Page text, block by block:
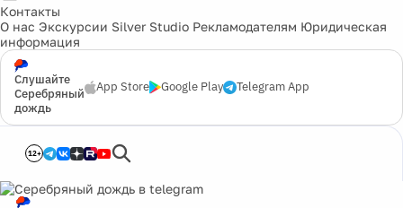
Контакты
О нас Экскурсии Silver Studio Рекламодателям Юридическая
информация
Слушайте
Серебряный
дождь
App Store Google Play Telegram App
12+